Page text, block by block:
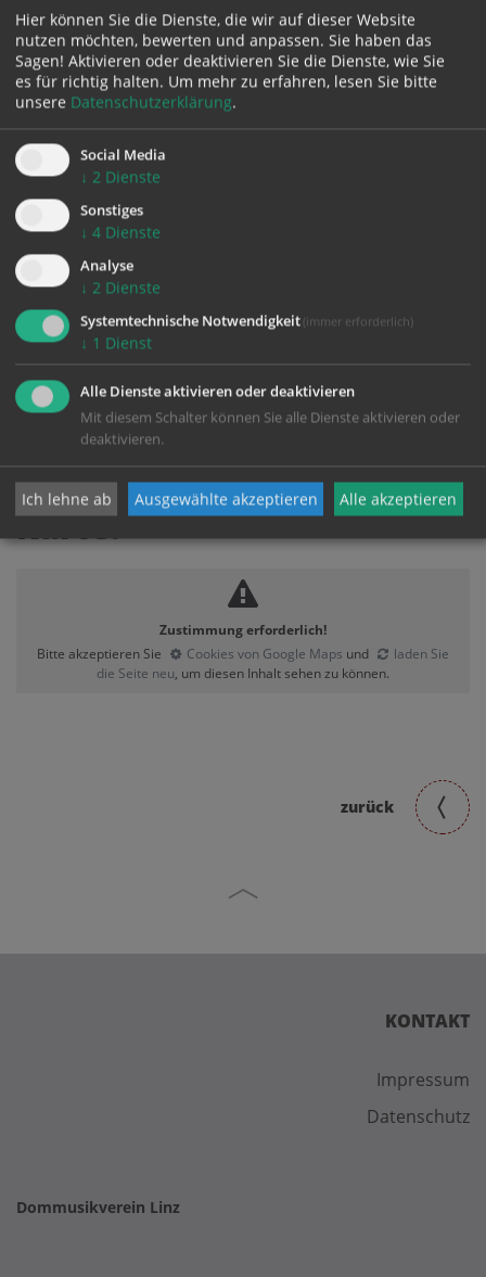
Ort:
Mariendom
Domplatz 1
VeranstalterIn:
Dommusikverein Linz
Baumbachstraße 3
4020 Linz
Kontakt:
Karte:
Zustimmung erforderlich!
Bitte akzeptieren Sie
Cookies von Google Maps und
laden Sie
die Seite neu, um diesen Inhalt sehen zu können.
zurück
KONTAKT
Impressum
Datenschutz
Dommusikverein Linz
Hier können Sie die Dienste, die wir auf dieser Website
nutzen möchten, bewerten und anpassen. Sie haben das
Sagen! Aktivieren oder deaktivieren Sie die Dienste, wie Sie
es für richtig halten. Um mehr zu erfahren, lesen Sie bitte
unsere Datenschutzerklärung.
Social Media
↓ 2 Dienste
Sonstiges
↓ 4 Dienste
Analyse
↓ 2 Dienste
Systemtechnische Notwendigkeit (immer erforderlich)
↓ 1 Dienst
Alle Dienste aktivieren oder deaktivieren
Mit diesem Schalter können Sie alle Dienste aktivieren oder
deaktivieren.
Ich lehne ab Ausgewählte akzeptieren Alle akzeptieren